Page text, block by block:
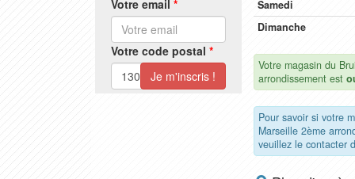
Votre email *
Votre code postal *
Samedi
Dimanche
Votre magasin du
arrondissement est
Pour savoir si votre
Marseille 2ème
veuillez le contacter